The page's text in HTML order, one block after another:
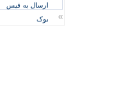
ارسال به فیس
بوک
»